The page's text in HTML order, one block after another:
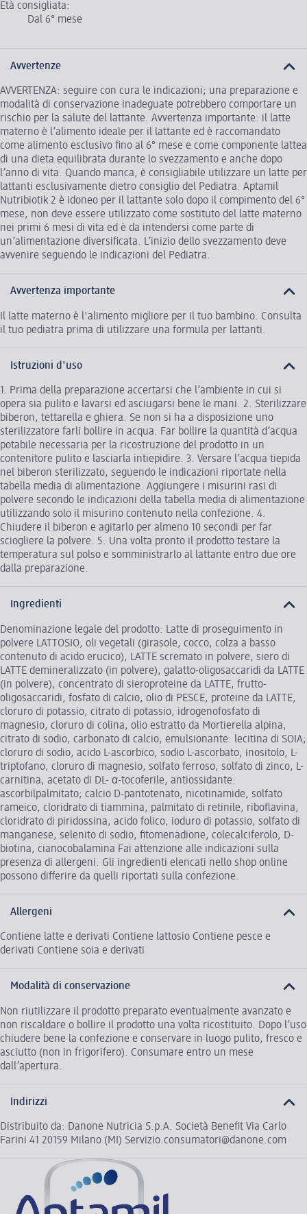
Età consigliata:
Dal 6° mese
Avvertenze
AVVERTENZA: seguire con cura le indicazioni; una preparazione e
modalità di conservazione inadeguate potrebbero comportare un
rischio per la salute del lattante. Avvertenza importante: il latte
materno è l’alimento ideale per il lattante ed è raccomandato
come alimento esclusivo fino al 6° mese e come componente lattea
di una dieta equilibrata durante lo svezzamento e anche dopo
l’anno di vita. Quando manca, è consigliabile utilizzare un latte per
lattanti esclusivamente dietro consiglio del Pediatra. Aptamil
Nutribiotik 2 è idoneo per il lattante solo dopo il compimento del 6°
mese, non deve essere utilizzato come sostituto del latte materno
nei primi 6 mesi di vita ed è da intendersi come parte di
un’alimentazione diversificata. L’inizio dello svezzamento deve
avvenire seguendo le indicazioni del Pediatra.
Avvertenza importante
Il latte materno è l'alimento migliore per il tuo bambino. Consulta
il tuo pediatra prima di utilizzare una formula per lattanti.
Istruzioni d'uso
1. Prima della preparazione accertarsi che l’ambiente in cui si
opera sia pulito e lavarsi ed asciugarsi bene le mani. 2. Sterilizzare
biberon, tettarella e ghiera. Se non si ha a disposizione uno
sterilizzatore farli bollire in acqua. Far bollire la quantità d’acqua
potabile necessaria per la ricostruzione del prodotto in un
contenitore pulito e lasciarla intiepidire. 3. Versare l’acqua tiepida
nel biberon sterilizzato, seguendo le indicazioni riportate nella
tabella media di alimentazione. Aggiungere i misurini rasi di
polvere secondo le indicazioni della tabella media di alimentazione
utilizzando solo il misurino contenuto nella confezione. 4.
Chiudere il biberon e agitarlo per almeno 10 secondi per far
sciogliere la polvere. 5. Una volta pronto il prodotto testare la
temperatura sul polso e somministrarlo al lattante entro due ore
dalla preparazione.
Ingredienti
Denominazione legale del prodotto: Latte di proseguimento in
polvere LATTOSIO, oli vegetali (girasole, cocco, colza a basso
contenuto di acido erucico), LATTE scremato in polvere, siero di
LATTE demineralizzato (in polvere), galatto-oligosaccaridi da LATTE
(in polvere), concentrato di sieroproteine da LATTE, frutto-
oligosaccaridi, fosfato di calcio, olio di PESCE, proteine da LATTE,
cloruro di potassio, citrato di potassio, idrogenofosfato di
magnesio, cloruro di colina, olio estratto da Mortierella alpina,
citrato di sodio, carbonato di calcio, emulsionante: lecitina di SOIA;
cloruro di sodio, acido L-ascorbico, sodio L-ascorbato, inositolo, L-
triptofano, cloruro di magnesio, solfato ferroso, solfato di zinco, L-
carnitina, acetato di DL- α-tocoferile, antiossidante:
ascorbilpalmitato; calcio D-pantotenato, nicotinamide, solfato
rameico, cloridrato di tiammina, palmitato di retinile, riboflavina,
cloridrato di piridossina, acido folico, ioduro di potassio, solfato di
manganese, selenito di sodio, fitomenadione, colecalciferolo, D-
biotina, cianocobalamina Fai attenzione alle indicazioni sulla
presenza di allergeni. Gli ingredienti elencati nello shop online
possono differire da quelli riportati sulla confezione.
Allergeni
Contiene latte e derivati Contiene lattosio Contiene pesce e
derivati Contiene soia e derivati
Modalità di conservazione
Non riutilizzare il prodotto preparato eventualmente avanzato e
non riscaldare o bollire il prodotto una volta ricostituito. Dopo l’uso
chiudere bene la confezione e conservare in luogo pulito, fresco e
asciutto (non in frigorifero). Consumare entro un mese
dall’apertura.
Indirizzi
Distribuito da: Danone Nutricia S.p.A. Società Benefit Via Carlo
Farini 41 20159 Milano (MI) Servizio.consumatori@danone.com